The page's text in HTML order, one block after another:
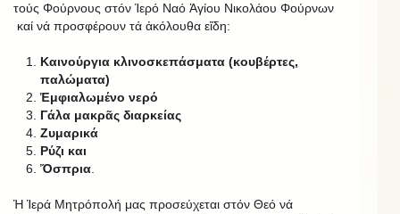
τούς Φούρνους στόν Ἱερό Ναό Ἁγίου Νικολάου Φούρνων
καί νά προσφέρουν τά ἀκόλουθα εἴδη:
Καινούργια κλινοσκεπάσματα (κουβέρτες,
παλώματα)
Ἐμφιαλωμένο νερό
Γάλα μακρᾶς διαρκείας
Ζυμαρικά
Ρύζι και
Ὄσπρια
Ἡ Ἱερά Μητρόπολή μας προσεύχεται στόν Θεό νά